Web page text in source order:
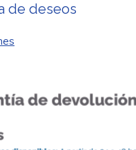
de deseos